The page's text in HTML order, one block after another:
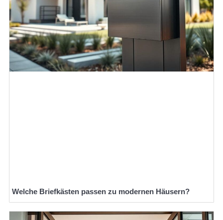
Welche Briefkästen passen zu modernen Häusern?